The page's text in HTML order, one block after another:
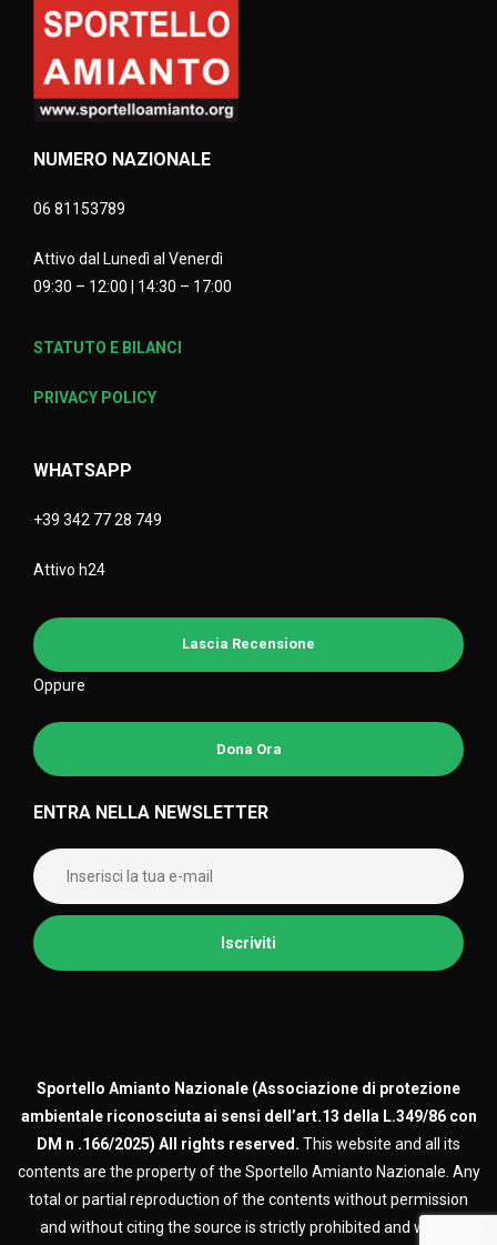
NUMERO NAZIONALE
06 81153789
Attivo dal Lunedì al Venerdì
09:30 – 12:00 | 14:30 – 17:00
STATUTO E BILANCI
PRIVACY POLICY
WHATSAPP
+39 342 77 28 749
Attivo h24
Lascia Recensione
Oppure
Dona Ora
ENTRA NELLA NEWSLETTER
Sportello Amianto Nazionale (Associazione di protezione
ambientale riconosciuta ai sensi dell’art.13 della L.349/86 con
DM n .166/2025) All rights reserved. This website and all its
contents are the property of the Sportello Amianto Nazionale. Any
total or partial reproduction of the contents without permission
and without citing the source is strictly prohibited and will be